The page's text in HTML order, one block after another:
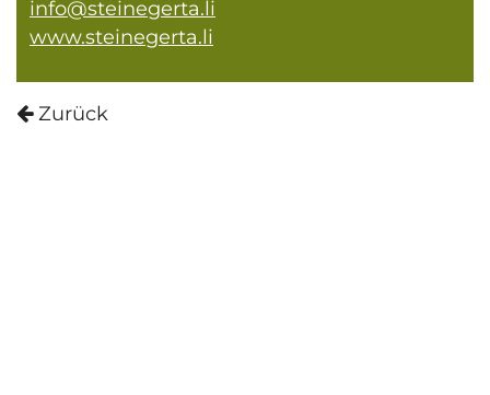
info@steinegerta.li
www.steinegerta.li
Zurück